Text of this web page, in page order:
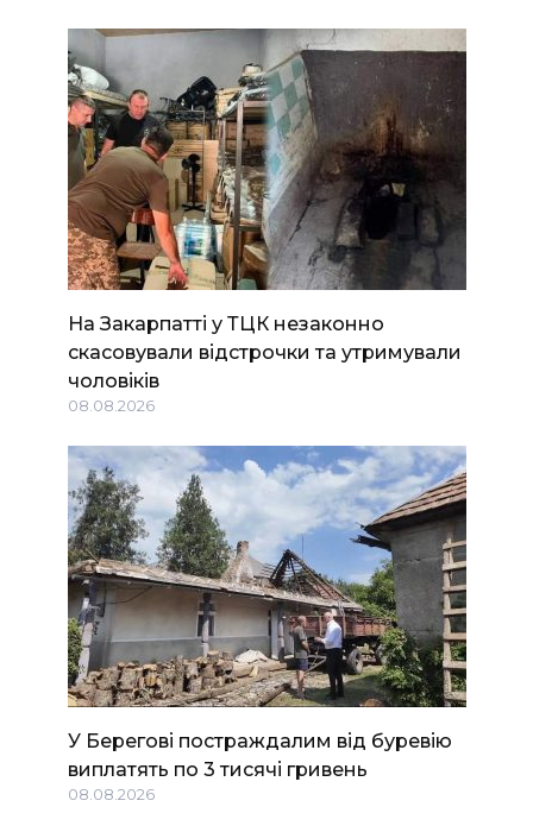
На Закарпатті у ТЦК незаконно
скасовували відстрочки та утримували
чоловіків
08.08.2026
У Берегові постраждалим від буревію
виплатять по 3 тисячі гривень
08.08.2026